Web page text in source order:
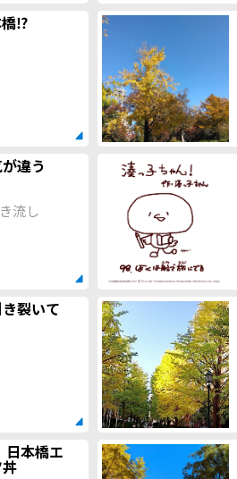
橋⁉️
違う
流し
裂いて
日本橋エ